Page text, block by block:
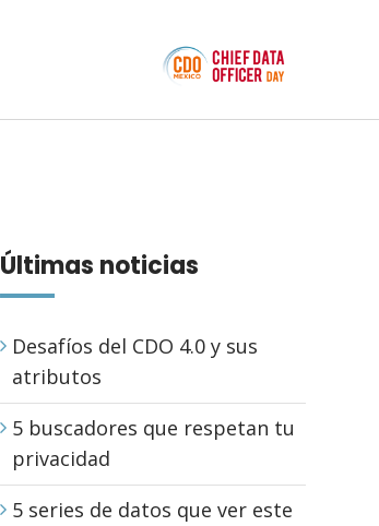
Últimas noticias
Desafíos del CDO 4.0 y sus
atributos
5 buscadores que respetan tu
privacidad
5 series de datos que ver este